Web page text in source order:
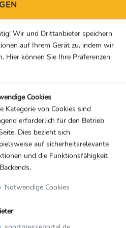
in der ersten Liga
hoffe, dass wir hier für
die Klasse halten können
die wir manchmal
Uli Hoeneß damit
können. So wollen wir
legen, dass dieser
weit unfair ist und das
wir hier erreichen
und wollen gerne
Fabian Hürzeler
als er in Brighton
uns auch in keiner Weise
dass Fabian seinen
Wir und Drittanbieter speichern
auf Ihrem Gerät zu, indem wir
Hier können Sie Ihre Präferenzen
Cookies
Kategorie von Cookies sind
erforderlich für den Betrieb
Dies bezieht sich
auf sicherheitsrelevante
und die Funktionsfähigkeit
Notwendige Cookies